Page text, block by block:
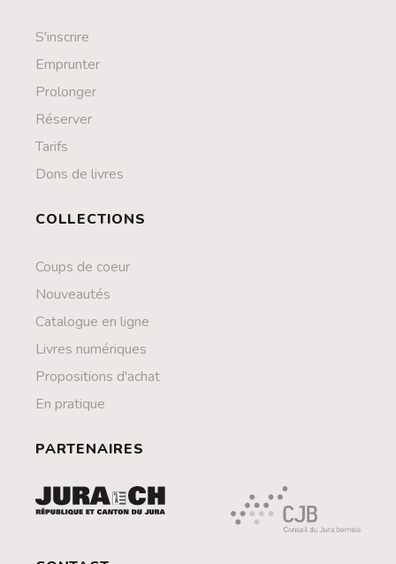
S'inscrire
Emprunter
Prolonger
Réserver
Tarifs
Dons de livres
COLLECTIONS
Coups de coeur
Nouveautés
Catalogue en ligne
Livres numériques
Propositions d'achat
En pratique
PARTENAIRES